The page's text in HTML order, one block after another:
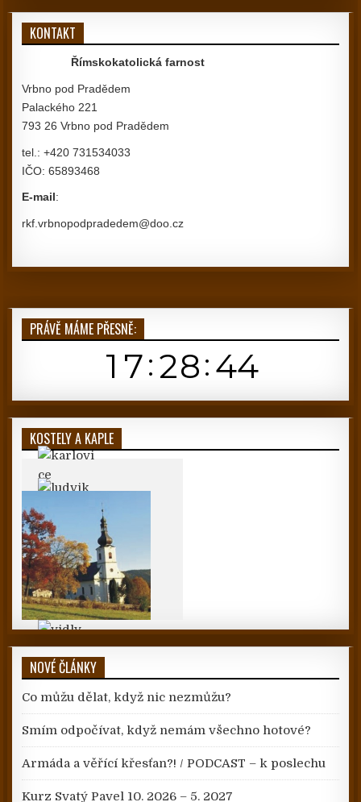
KONTAKT
Římskokatolická farnost
Vrbno pod Pradědem
Palackého 221
793 26 Vrbno pod Pradědem
tel.: +420 731534033
IČO: 65893468
E-mail:
rkf.vrbnopodpradedem@doo.cz
PRÁVĚ MÁME PŘESNĚ:
KOSTELY A KAPLE
NOVÉ ČLÁNKY
Co můžu dělat, když nic nezmůžu?
Smím odpočívat, když nemám všechno hotové?
Armáda a věřící křesťan?! / PODCAST – k poslechu
Kurz Svatý Pavel 10. 2026 – 5. 2027